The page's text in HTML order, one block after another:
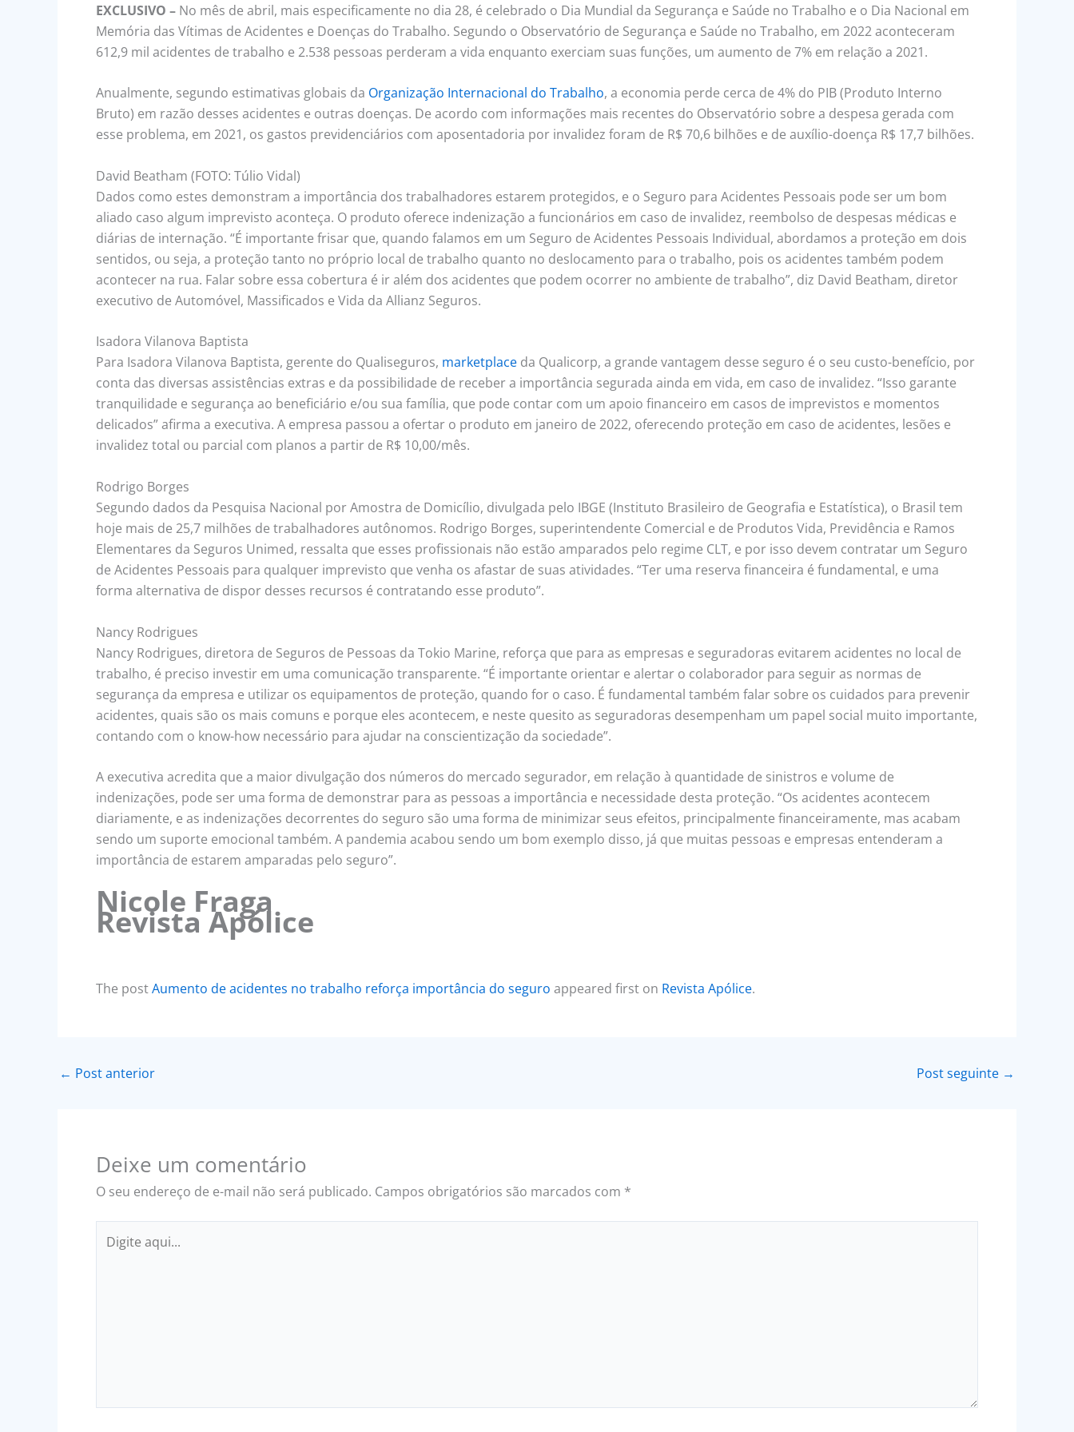
EXCLUSIVO – No mês de abril, mais especificamente no dia 28, é celebrado o Dia Mundial da Segurança e Saúde no Trabalho e o Dia Nacional em
Memória das Vítimas de Acidentes e Doenças do Trabalho. Segundo o Observatório de Segurança e Saúde no Trabalho, em 2022 aconteceram
612,9 mil acidentes de trabalho e 2.538 pessoas perderam a vida enquanto exerciam suas funções, um aumento de 7% em relação a 2021.
Anualmente, segundo estimativas globais da Organização Internacional do Trabalho, a economia perde cerca de 4% do PIB (Produto Interno
Bruto) em razão desses acidentes e outras doenças. De acordo com informações mais recentes do Observatório sobre a despesa gerada com
esse problema, em 2021, os gastos previdenciários com aposentadoria por invalidez foram de R$ 70,6 bilhões e de auxílio-doença R$ 17,7 bilhões.
David Beatham (FOTO: Túlio Vidal)
Dados como estes demonstram a importância dos trabalhadores estarem protegidos, e o Seguro para Acidentes Pessoais pode ser um bom
aliado caso algum imprevisto aconteça. O produto oferece indenização a funcionários em caso de invalidez, reembolso de despesas médicas e
diárias de internação. “É importante frisar que, quando falamos em um Seguro de Acidentes Pessoais Individual, abordamos a proteção em dois
sentidos, ou seja, a proteção tanto no próprio local de trabalho quanto no deslocamento para o trabalho, pois os acidentes também podem
acontecer na rua. Falar sobre essa cobertura é ir além dos acidentes que podem ocorrer no ambiente de trabalho”, diz David Beatham, diretor
executivo de Automóvel, Massificados e Vida da Allianz Seguros.
Isadora Vilanova Baptista
Para Isadora Vilanova Baptista, gerente do Qualiseguros, marketplace da Qualicorp, a grande vantagem desse seguro é o seu custo-benefício, por
conta das diversas assistências extras e da possibilidade de receber a importância segurada ainda em vida, em caso de invalidez. “Isso garante
tranquilidade e segurança ao beneficiário e/ou sua família, que pode contar com um apoio financeiro em casos de imprevistos e momentos
delicados” afirma a executiva. A empresa passou a ofertar o produto em janeiro de 2022, oferecendo proteção em caso de acidentes, lesões e
invalidez total ou parcial com planos a partir de R$ 10,00/mês.
Rodrigo Borges
Segundo dados da Pesquisa Nacional por Amostra de Domicílio, divulgada pelo IBGE (Instituto Brasileiro de Geografia e Estatística), o Brasil tem
hoje mais de 25,7 milhões de trabalhadores autônomos. Rodrigo Borges, superintendente Comercial e de Produtos Vida, Previdência e Ramos
Elementares da Seguros Unimed, ressalta que esses profissionais não estão amparados pelo regime CLT, e por isso devem contratar um Seguro
de Acidentes Pessoais para qualquer imprevisto que venha os afastar de suas atividades. “Ter uma reserva financeira é fundamental, e uma
forma alternativa de dispor desses recursos é contratando esse produto”.
Nancy Rodrigues
Nancy Rodrigues, diretora de Seguros de Pessoas da Tokio Marine, reforça que para as empresas e seguradoras evitarem acidentes no local de
trabalho, é preciso investir em uma comunicação transparente. “É importante orientar e alertar o colaborador para seguir as normas de
segurança da empresa e utilizar os equipamentos de proteção, quando for o caso. É fundamental também falar sobre os cuidados para prevenir
acidentes, quais são os mais comuns e porque eles acontecem, e neste quesito as seguradoras desempenham um papel social muito importante,
contando com o know-how necessário para ajudar na conscientização da sociedade”.
A executiva acredita que a maior divulgação dos números do mercado segurador, em relação à quantidade de sinistros e volume de
indenizações, pode ser uma forma de demonstrar para as pessoas a importância e necessidade desta proteção. “Os acidentes acontecem
diariamente, e as indenizações decorrentes do seguro são uma forma de minimizar seus efeitos, principalmente financeiramente, mas acabam
sendo um suporte emocional também. A pandemia acabou sendo um bom exemplo disso, já que muitas pessoas e empresas entenderam a
importância de estarem amparadas pelo seguro”.
Nicole Fraga
Revista Apólice
The postAumento de acidentes no trabalho reforça importância do seguro appeared first on Revista Apólice.
← Post anterior Post seguinte →
Deixe um comentário
O seu endereço de e-mail não será publicado. Campos obrigatórios são marcados com *
aqui...